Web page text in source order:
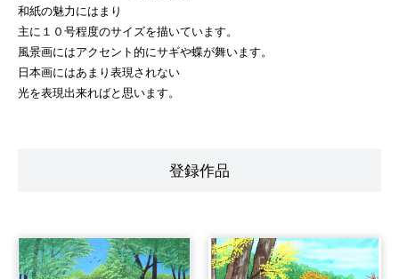
和紙の魅力にはまり
主に１０号程度のサイズを描いています。
風景画にはアクセント的にサギや蝶が舞います。
日本画にはあまり表現されない
光を表現出来ればと思います。
登録作品